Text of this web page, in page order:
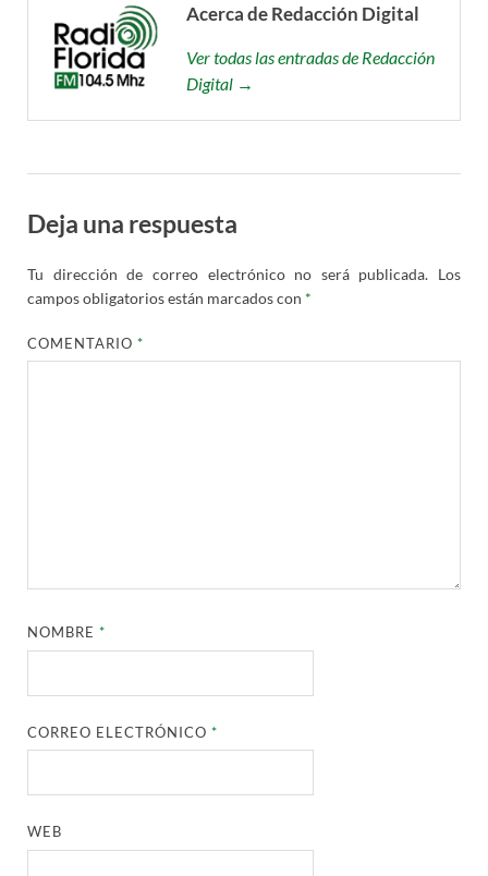
Acerca de Redacción Digital
Ver todas las entradas de Redacción
Digital →
Deja una respuesta
Tu dirección de correo electrónico no será publicada. Los
campos obligatorios están marcados con *
COMENTARIO*
NOMBRE*
CORREO ELECTRÓNICO*
WEB